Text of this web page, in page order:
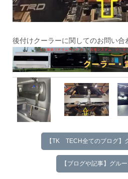
後付けクーラーに関してのお問い
【TK TECH全てのブログ】
【ブログや記事】グル